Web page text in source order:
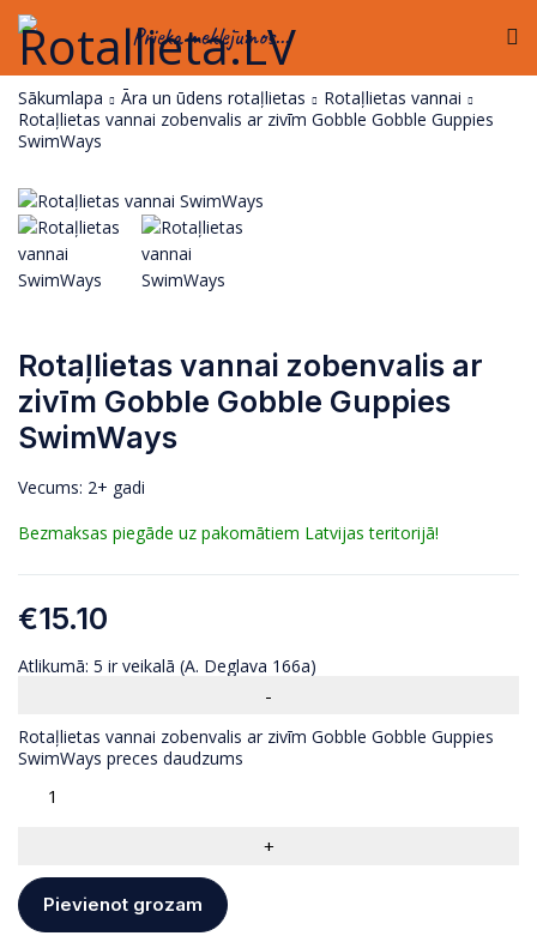
Prieka meklējumos...
Sākumlapa Āra un ūdens rotaļlietas
Rotaļlietas vannai
Rotaļlietas vannai zobenvalis ar zivīm Gobble Gobble Guppies
SwimWays
Rotaļlietas vannai zobenvalis ar
zivīm Gobble Gobble Guppies
SwimWays
Vecums: 2+ gadi
Bezmaksas piegāde uz pakomātiem Latvijas teritorijā!
€15.10
Atlikumā: 5 ir veikalā (A. Deglava 166a)
Rotaļlietas vannai zobenvalis ar zivīm Gobble Gobble Guppies
SwimWays preces daudzums
Pievienot grozam